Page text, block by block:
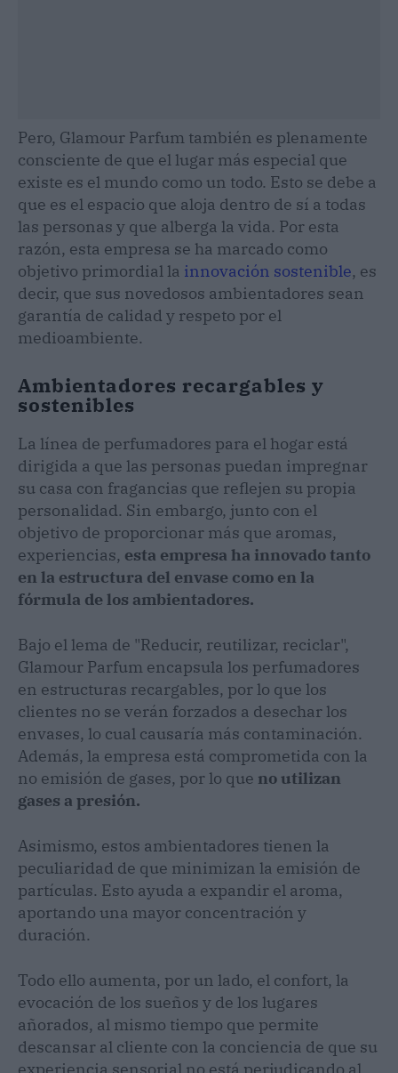
Pero, Glamour Parfum también es plenamente
consciente de que el lugar más especial que
existe es el mundo como un todo. Esto se debe a
que es el espacio que aloja dentro de sí a todas
las personas y que alberga la vida. Por esta
razón, esta empresa se ha marcado como
objetivo primordial la innovación sostenible, es
decir, que sus novedosos ambientadores sean
garantía de calidad y respeto por el
medioambiente.
Ambientadores recargables y
sostenibles
La línea de perfumadores para el hogar está
dirigida a que las personas puedan impregnar
su casa con fragancias que reflejen su propia
personalidad. Sin embargo, junto con el
objetivo de proporcionar más que aromas,
experiencias, esta empresa ha innovado tanto
en la estructura del envase como en la
fórmula de los ambientadores.
Bajo el lema de "Reducir, reutilizar, reciclar",
Glamour Parfum encapsula los perfumadores
en estructuras recargables, por lo que los
clientes no se verán forzados a desechar los
envases, lo cual causaría más contaminación.
Además, la empresa está comprometida con la
no emisión de gases, por lo que no utilizan
gases a presión.
Asimismo, estos ambientadores tienen la
peculiaridad de que minimizan la emisión de
partículas. Esto ayuda a expandir el aroma,
aportando una mayor concentración y
duración.
Todo ello aumenta, por un lado, el confort, la
evocación de los sueños y de los lugares
añorados, al mismo tiempo que permite
descansar al cliente con la conciencia de que su
experiencia sensorial no está perjudicando al